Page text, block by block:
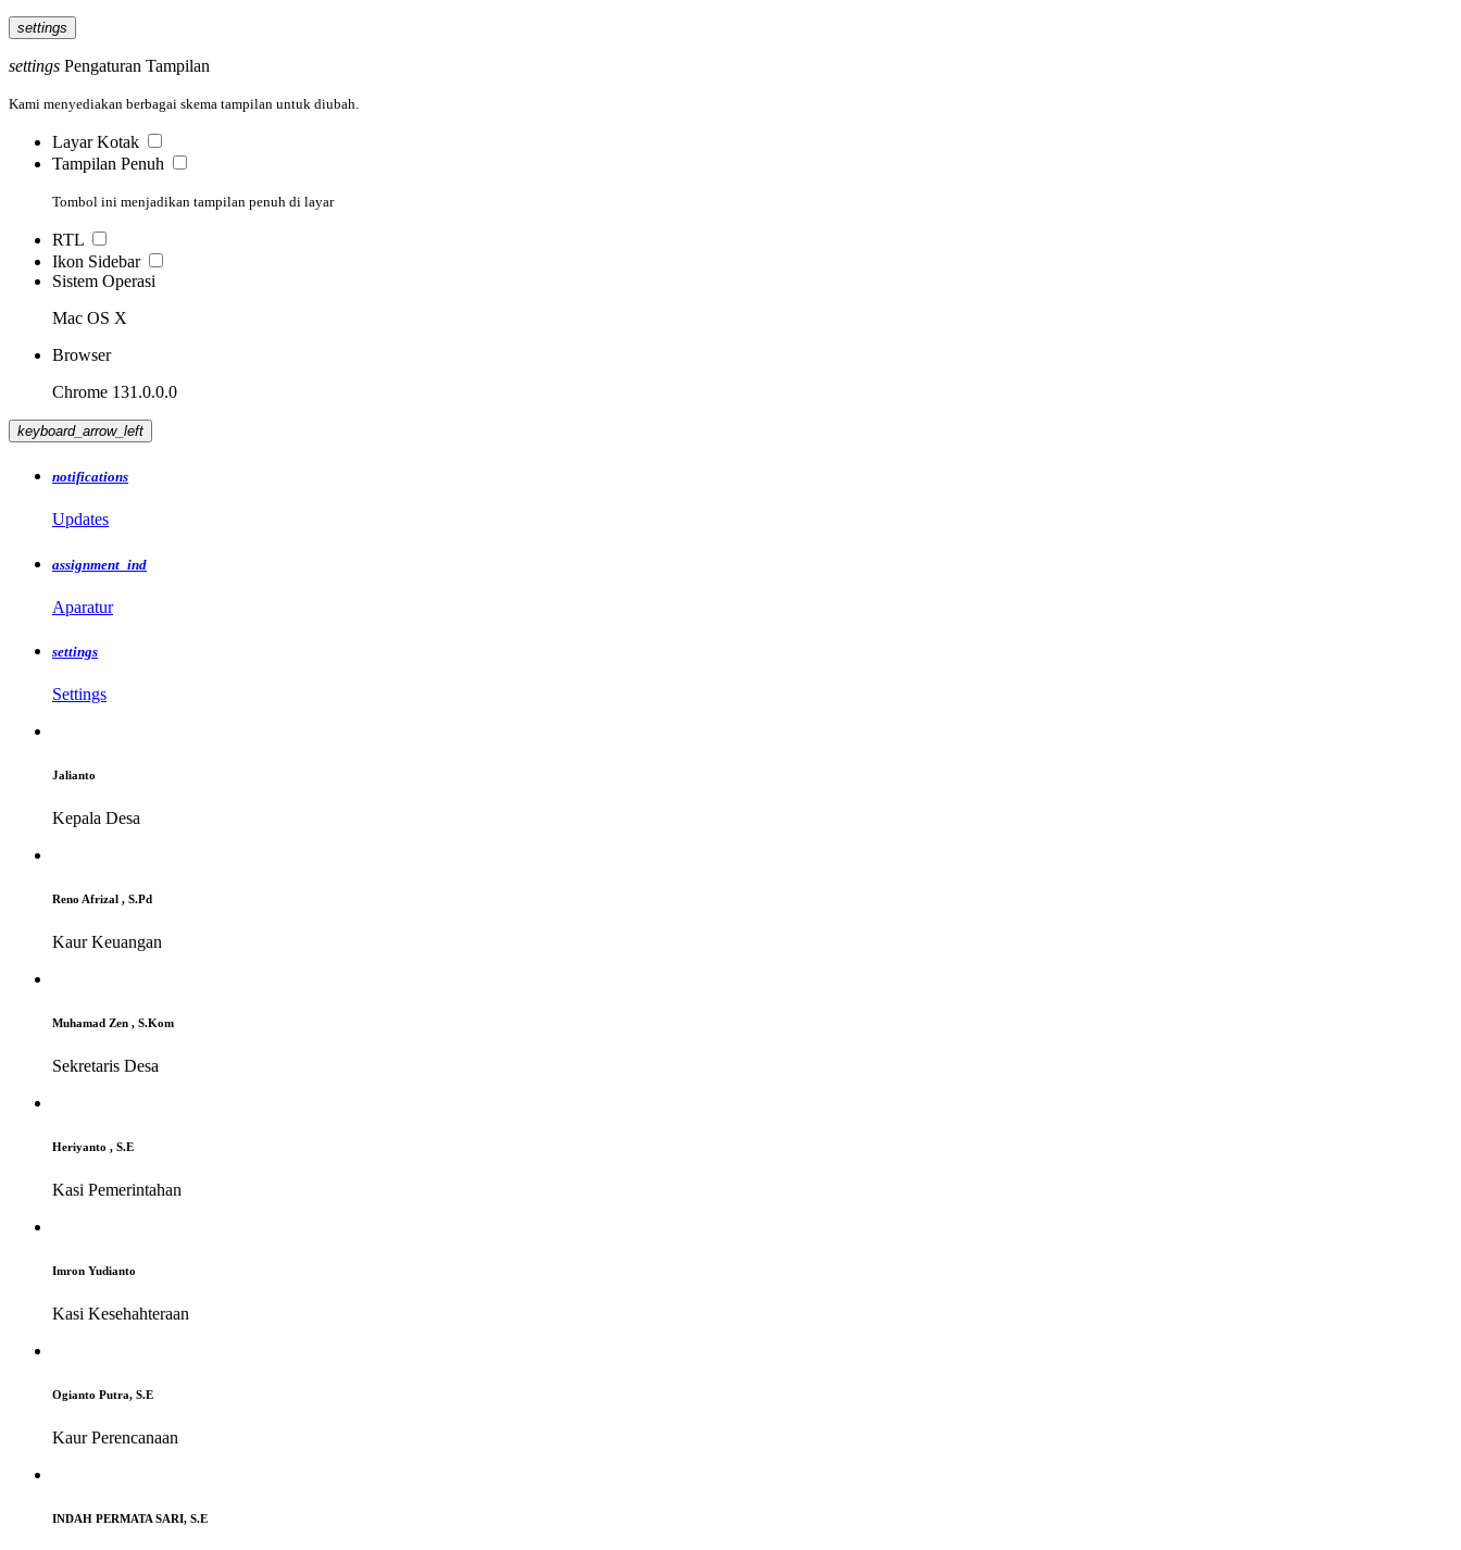
settings
settings Pengaturan Tampilan
Kami menyediakan berbagai skema tampilan untuk diubah.
Layar Kotak
Tampilan Penuh
Tombol ini menjadikan tampilan penuh di layar
RTL
Ikon Sidebar
Sistem Operasi
Mac OS X
Browser
Chrome 131.0.0.0
keyboard_arrow_left
notifications
Updates
assignment_ind
Aparatur
settings
Settings
Jalianto
Kepala Desa
Reno Afrizal , S.Pd
Kaur Keuangan
Muhamad Zen , S.Kom
Sekretaris Desa
Heriyanto , S.E
Kasi Pemerintahan
Imron Yudianto
Kasi Kesehahteraan
Ogianto Putra, S.E
Kaur Perencanaan
INDAH PERMATA SARI, S.E